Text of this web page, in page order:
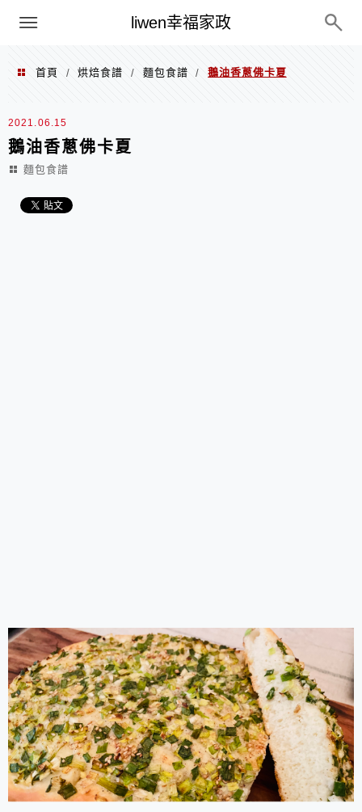
liwen幸福家政
menu
首頁 / 烘焙食譜 / 麵包食譜 / 鵝油香蔥佛卡夏
2021.06.15
鵝油香蔥佛卡夏
麵包食譜